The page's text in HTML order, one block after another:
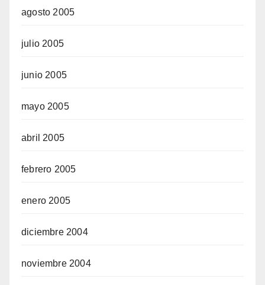
agosto 2005
julio 2005
junio 2005
mayo 2005
abril 2005
febrero 2005
enero 2005
diciembre 2004
noviembre 2004